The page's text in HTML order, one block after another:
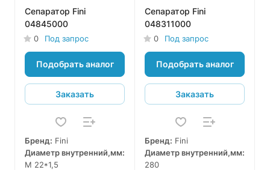
Сепаратор Fini
04845000
0 Под запрос
Подобрать аналог
Заказать
Бренд: Fini
Диаметр внутренний,мм:
M 22*1,5
Сепаратор Fini
048311000
0 Под запрос
Подобрать аналог
Заказать
Бренд: Fini
Диаметр внутренний,мм:
280